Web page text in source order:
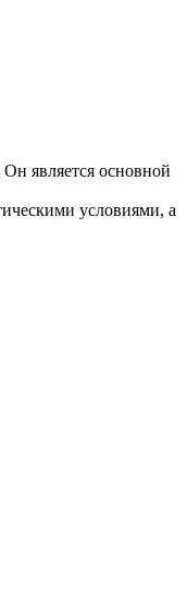
является основной
условиями, а